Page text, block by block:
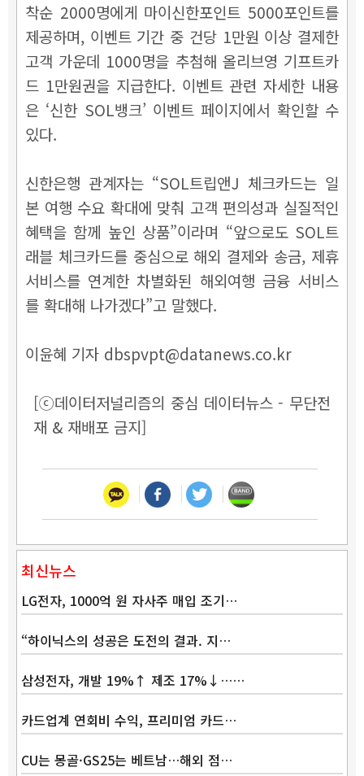
착순 2000명에게 마이신한포인트 5000포인트를
제공하며, 이벤트 기간 중 건당 1만원 이상 결제한
고객 가운데 1000명을 추첨해 올리브영 기프트카
드 1만원권을 지급한다. 이벤트 관련 자세한 내용
은 ‘신한 SOL뱅크’ 이벤트 페이지에서 확인할 수
있다.
신한은행 관계자는 “SOL트립앤J 체크카드는 일
본 여행 수요 확대에 맞춰 고객 편의성과 실질적인
혜택을 함께 높인 상품”이라며 “앞으로도 SOL트
래블 체크카드를 중심으로 해외 결제와 송금, 제휴
서비스를 연계한 차별화된 해외여행 금융 서비스
를 확대해 나가겠다”고 말했다.
이윤혜 기자 dbspvpt@datanews.co.kr
[ⓒ데이터저널리즘의 중심 데이터뉴스 - 무단전
재 & 재배포 금지]
최신뉴스
LG전자, 1000억 원 자사주 매입 조기…
“하이닉스의 성공은 도전의 결과. 지…
삼성전자, 개발 19%↑ 제조 17%↓……
카드업계 연회비 수익, 프리미엄 카드…
CU는 몽골·GS25는 베트남…해외 점…